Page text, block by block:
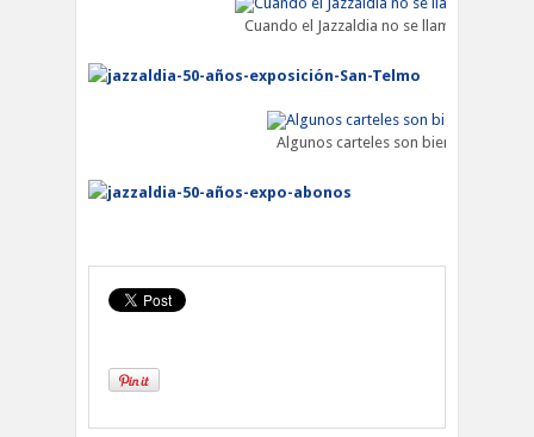
Cuando el Jazzaldia no se llamaba
Algunos carteles son bien bonitos